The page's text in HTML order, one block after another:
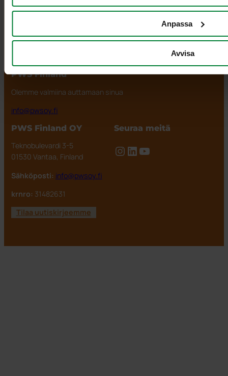
Anpassa
Avvisa
erittäin toimivia
palveluita
jätehuoltoon ja
Kuvapankki
GDPR
Henkilötiedot
Impressum
PWS Finland
Olemme valmiina auttamaan sinua
info@pwsoy.fi
PWS Finland OY
Teknobulevardi 3-5
01530 Vantaa, Finland
Sähköposti: info@pwsoy.fi
krnro: 31482631
Seuraa meitä
Instagram
LinkedIn
YouTube
Tilaa uutiskirjeemme